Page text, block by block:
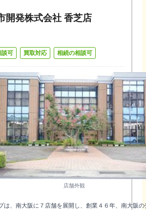
開発株式会社 香芝店
談可 買取対応 相続の相談可
店舗外観
は、南大阪に７店舗を展開し、創業４６年、南大阪